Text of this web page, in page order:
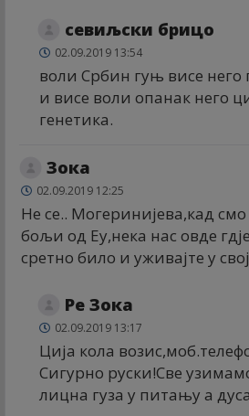
севиљски брицо
02.09.2019 13:54
воли Србин гуњ висе него
и висе воли опанак него
генетика.
Зока
02.09.2019 12:25
Не се.. Могеринијева,кад
бољи од Еу,нека нас овде
сретно било и уживајте у
Ре Зока
02.09.2019 13:17
Ција кола
Сигурно руски!Све
лицна гуза у питању а